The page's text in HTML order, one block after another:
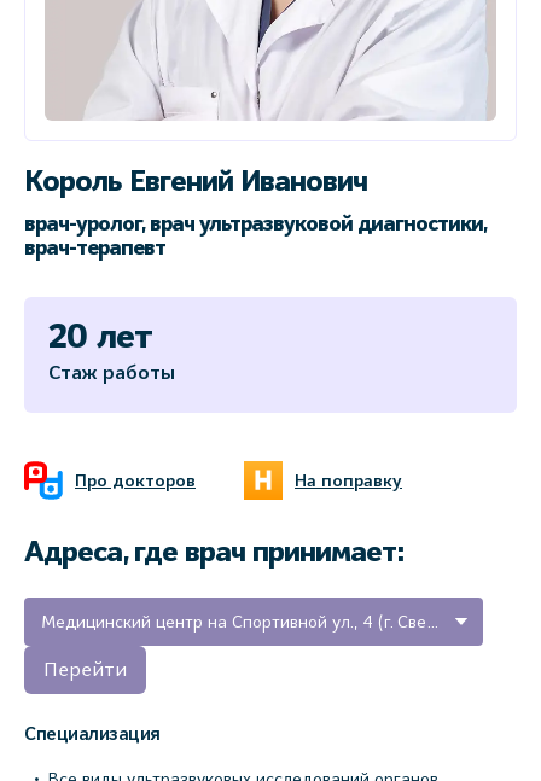
Король Евгений Иванович
врач-уролог, врач ультразвуковой диагностики,
врач-терапевт
20 лет
Стаж работы
Про докторов На поправку
Адреса, где врач принимает:
Медицинский центр на Спортивной ул., 4 (г. Светогорск, Ленинградская область)
Перейти
Специализация